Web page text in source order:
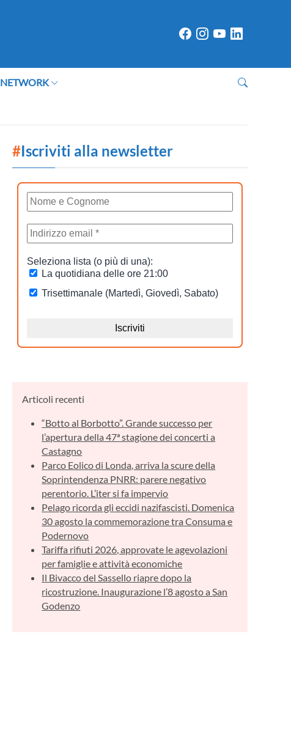
NETWORK
#Iscriviti alla newsletter
Articoli recenti
“Botto al Borbotto”. Grande successo per
l’apertura della 47ª stagione dei concerti a
Castagno
Parco Eolico di Londa, arriva la scure della
Soprintendenza PNRR: parere negativo
perentorio. L’iter si fa impervio
Pelago ricorda gli eccidi nazifascisti. Domenica
30 agosto la commemorazione tra Consuma e
Podernovo
Tariffa rifiuti 2026, approvate le agevolazioni
per famiglie e attività economiche
Il Bivacco del Sassello riapre dopo la
ricostruzione. Inaugurazione l’8 agosto a San
Godenzo